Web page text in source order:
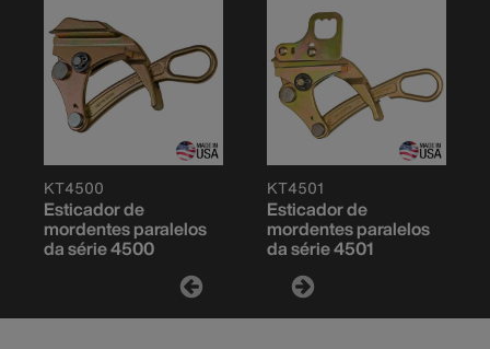
KT4500
Esticador de
mordentes paralelos
da série 4500
KT4501
Esticador de
mordentes paralelos
da série 4501